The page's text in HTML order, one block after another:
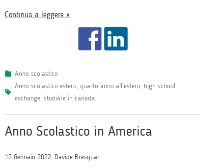
Continua a leggere »
Anno scolastico
anno scolastico estero, quarto anno all'estero, high school
exchange, studiare in canada.
Anno Scolastico in America
12 Gennaio 2022, Davide Bresquar